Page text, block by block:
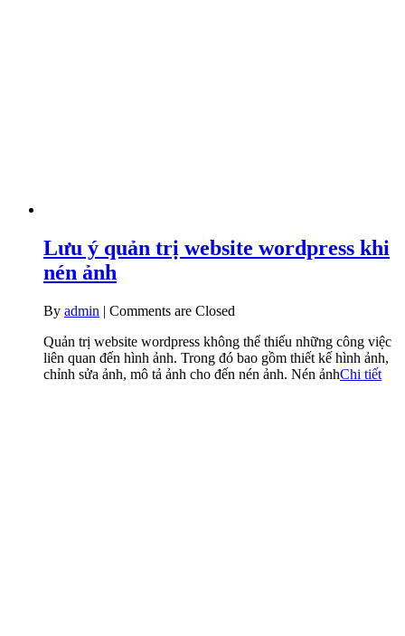
Lưu ý quản trị website wordpress khi
nén ảnh
By admin | Comments are Closed
Quản trị website wordpress không thể thiếu những công việc
liên quan đến hình ảnh. Trong đó bao gồm thiết kế hình ảnh,
chỉnh sửa ảnh, mô tả ảnh cho đến nén ảnh. Nén ảnhChi tiết